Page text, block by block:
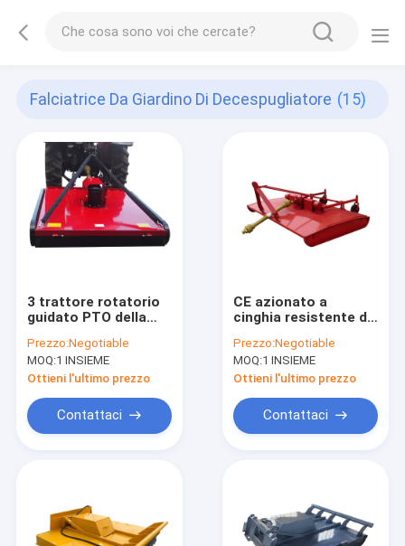
Falciatrice Da Giardino Di Decespugliatore (15)
3 trattore rotatorio
guidato PTO della
giardino di
decespugliatore del
legame del punto
175kg che taglia erba
Prezzo:Negotiable
MOQ:1 INSIEME
Ottieni l'ultimo prezzo
Contattaci
CE azionato a
cinghia resistente di
40hp della falciatrice
da giardino del
trattore 4wd
Prezzo:Negotiable
MOQ:1 INSIEME
Ottieni l'ultimo prezzo
Contattaci